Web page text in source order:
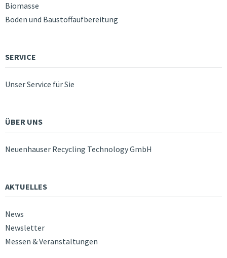
Biomasse
Boden und Baustoffaufbereitung
SERVICE
Unser Service für Sie
ÜBER UNS
Neuenhauser Recycling Technology GmbH
AKTUELLES
News
Newsletter
Messen & Veranstaltungen